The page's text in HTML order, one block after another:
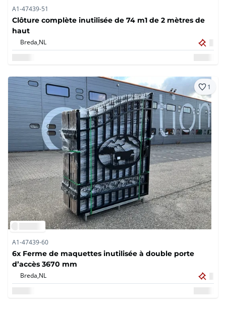
A1-47439-51
Clôture complète inutilisée de 74 m1 de 2 mètres de
haut
Breda,NL
1
A1-47439-60
6x Ferme de maquettes inutilisée à double porte
d’accès 3670 mm
Breda,NL